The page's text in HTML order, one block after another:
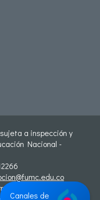
a inspección y
Nacional -
Canales de